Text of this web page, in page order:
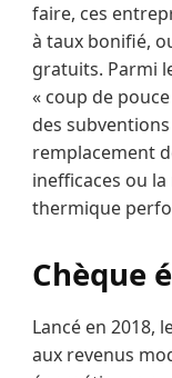
faire, ces
à taux bonifié,
gratuits. Parmi
« coup de
des
remplacement
inefficaces ou
thermique
Chèque
Lancé en 2018,
aux revenus